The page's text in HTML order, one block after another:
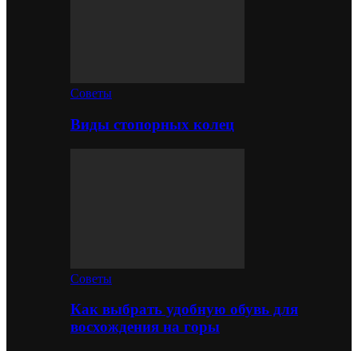
Советы
Виды стопорных колец
Советы
Как выбрать удобную обувь для
восхождения на горы